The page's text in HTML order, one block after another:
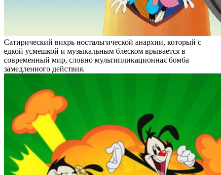
Сатирический вихрь ностальгической анархии, который с
едкой усмешкой и музыкальным блеском врывается в
современный мир, словно мультипликационная бомба
замедленного действия.